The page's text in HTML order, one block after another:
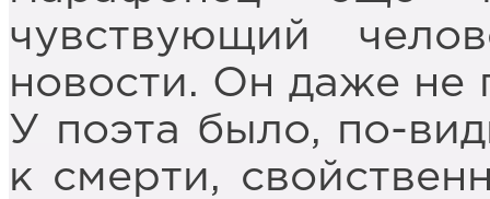
чувствующий
новости. Он даже не
У поэта было, по-
к смерти,